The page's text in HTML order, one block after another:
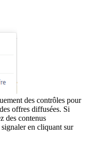
des contrôles pour
offres diffusées. Si
des contenus
en cliquant sur